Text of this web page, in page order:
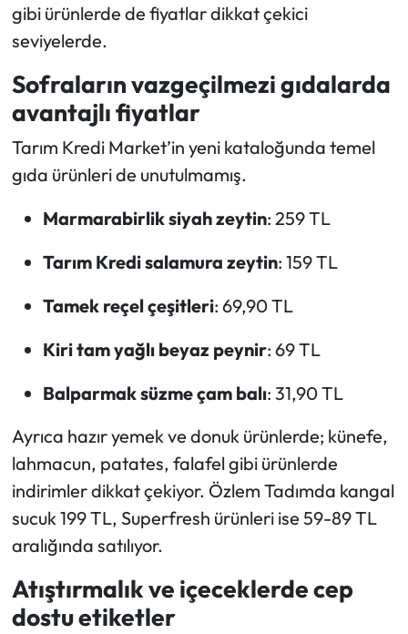
gibi ürünlerde de fiyatlar dikkat çekici
seviyelerde.
Sofraların vazgeçilmezi gıdalarda
avantajlı fiyatlar
Tarım Kredi Market’in yeni kataloğunda temel
gıda ürünleri de unutulmamış.
Marmarabirlik siyah zeytin: 259 TL
Tarım Kredi salamura zeytin: 159 TL
Tamek reçel çeşitleri: 69,90 TL
Kiri tam yağlı beyaz peynir: 69 TL
Balparmak süzme çam balı: 31,90 TL
Ayrıca hazır yemek ve donuk ürünlerde; künefe,
lahmacun, patates, falafel gibi ürünlerde
indirimler dikkat çekiyor. Özlem Tadımda kangal
sucuk 199 TL, Superfresh ürünleri ise 59-89 TL
aralığında satılıyor.
Atıştırmalık ve içeceklerde cep
dostu etiketler